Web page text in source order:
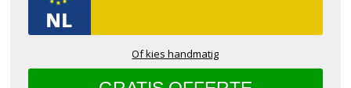
Of kies handmatig